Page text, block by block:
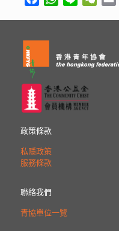
政策條款
私隱政策
服務條款
聯絡我們
青協單位一覽